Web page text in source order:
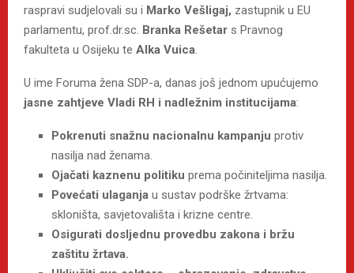
raspravi sudjelovali su i Marko Vešligaj, zastupnik u EU
parlamentu, prof.dr.sc. Branka Rešetar s Pravnog
fakulteta u Osijeku te Alka Vuica.
U ime Foruma žena SDP-a, danas još jednom upućujemo
jasne zahtjeve Vladi RH i nadležnim institucijama:
Pokrenuti snažnu nacionalnu kampanju protiv
nasilja nad ženama.
Ojačati kaznenu politiku prema počiniteljima nasilja.
Povećati ulaganja u sustav podrške žrtvama:
skloništa, savjetovališta i krizne centre.
Osigurati dosljednu provedbu zakona i bržu
zaštitu žrtava.